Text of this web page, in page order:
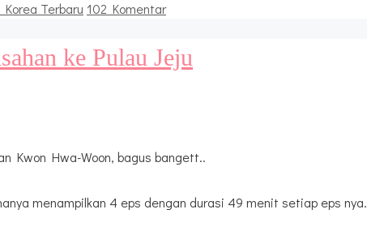
Terbaru 102 Komentar
ke Pulau Jeju
Kwon Hwa-Woon, bagus bangett..
menampilkan 4 eps dengan durasi 49 menit setiap eps nya.